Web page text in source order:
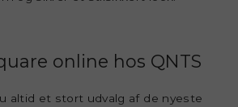
online hos QNTS
altid et stort udvalg af de nyeste